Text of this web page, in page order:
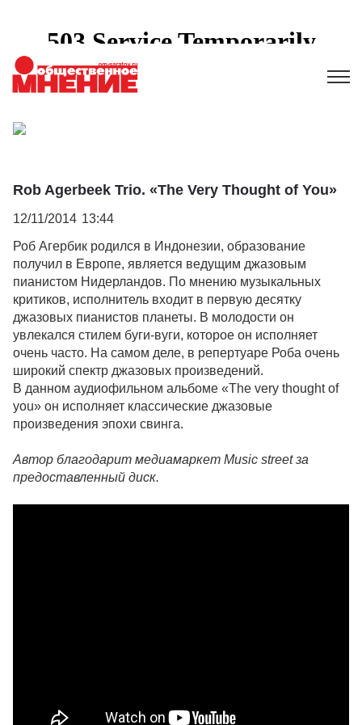
Rob Agerbeek Trio. «The Very Thought of You»
12/11/2014 13:44
Роб Агербик родился в Индонезии, образование
получил в Европе, является ведущим джазовым
пианистом Нидерландов. По мнению музыкальных
критиков, исполнитель входит в первую десятку
джазовых пианистов планеты. В молодости он
увлекался стилем буги-вуги, которое он исполняет
очень часто. На самом деле, в репертуаре Роба очень
широкий спектр джазовых произведений.
В данном аудиофильном альбоме «The very thought of
you» он исполняет классические джазовые
произведения эпохи свинга.
Автор благодарит медиамаркет Music street за
предоставленный диск.